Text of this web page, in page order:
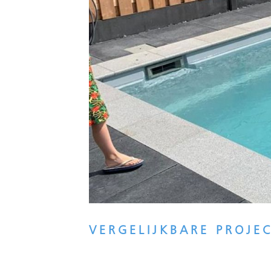
VERGELIJKBARE